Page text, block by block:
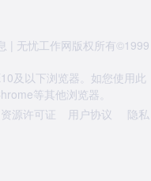
| 无忧工作网版权所有©1999
及以下浏览器。如您使用此
等其他浏览器。
源许可证 用户协议
隐私